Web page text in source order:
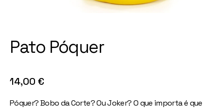
Pato Póquer
14,00 €
Póquer? Bobo da Corte? Ou Joker? O que importa é que